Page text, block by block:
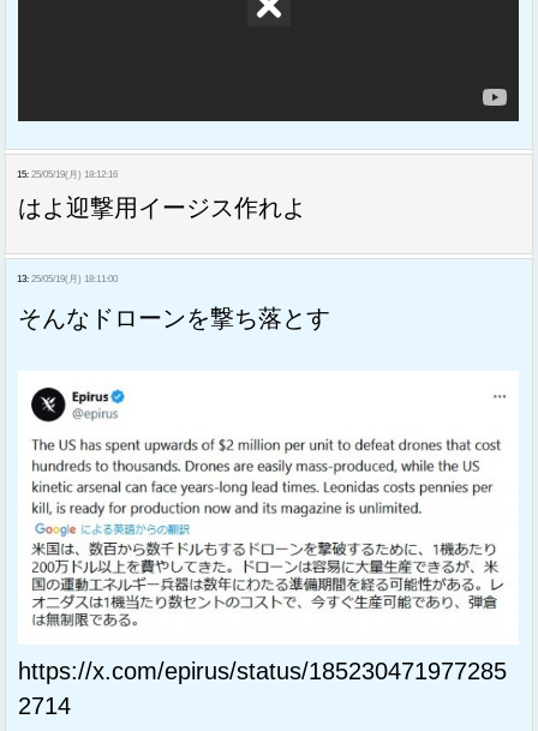
15: 25/05/19(月) 18:12:16
はよ迎撃用イージス作れよ
13: 25/05/19(月) 18:11:00
そんなドローンを撃ち落とす
https://x.com/epirus/status/185230471977285
2714